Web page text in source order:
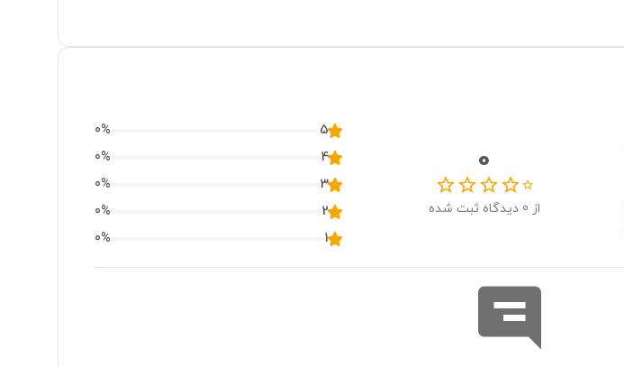
0
از 0 دیدگاه ثبت شده
5
0%
4
0%
3
0%
2
0%
1
0%